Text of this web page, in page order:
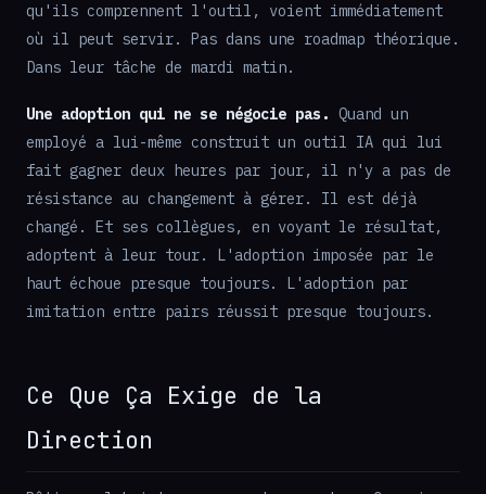
qu'ils comprennent l'outil, voient immédiatement
où il peut servir. Pas dans une roadmap théorique.
Dans leur tâche de mardi matin.
Une adoption qui ne se négocie pas. Quand un
employé a lui-même construit un outil IA qui lui
fait gagner deux heures par jour, il n'y a pas de
résistance au changement à gérer. Il est déjà
changé. Et ses collègues, en voyant le résultat,
adoptent à leur tour. L'adoption imposée par le
haut échoue presque toujours. L'adoption par
imitation entre pairs réussit presque toujours.
Ce Que Ça Exige de la
Direction